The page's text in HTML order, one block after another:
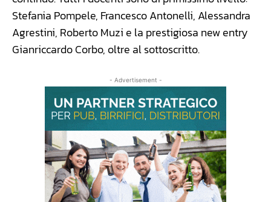
Stefania Pompele, Francesco Antonelli, Alessandra
Agrestini, Roberto Muzi e la prestigiosa new entry
Gianriccardo Corbo, oltre al sottoscritto.
- Advertisement -